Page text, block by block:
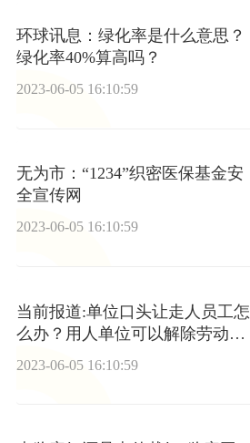
环球讯息：绿化率是什么意思？
绿化率40%算高吗？
2023-06-05 16:10:59
无为市：“1234”织密医保基金安
全宣传网
2023-06-05 16:10:59
当前报道:单位口头让走人员工怎
么办？用人单位可以解除劳动合
2023-06-05 16:10:59